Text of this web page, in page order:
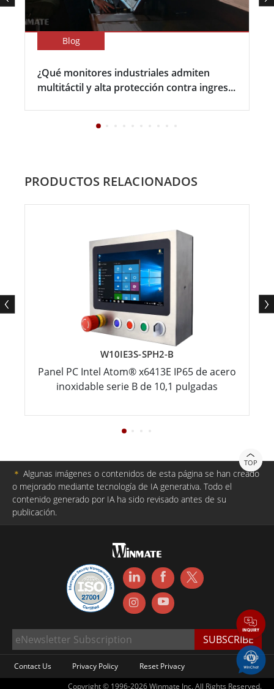
Blog
¿Qué monitores industriales admiten
multitáctil y alta protección contra ingres...
PRODUCTOS RELACIONADOS
W10IE3S-SPH2-B
Panel PC Intel Atom® x6413E IP65 de acero
inoxidable serie B de 10,1 pulgadas
TOP
＊ Algunas imágenes o contenidos de esta página se han creado
o mejorado mediante tecnología de IA generativa. Todo el
contenido generado por IA ha sido revisado antes de su
publicación.
Contact Us Privacy Policy
Reset Privacy
Copyright © 1996-2026 Winmate Inc. All Rights Reserved.